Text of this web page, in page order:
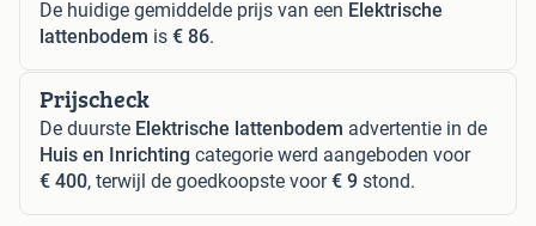
De huidige gemiddelde prijs van een Elektrische
lattenbodem is € 86.
Prijscheck
De duurste Elektrische lattenbodem advertentie in de
Huis en Inrichting categorie werd aangeboden voor
€ 400, terwijl de goedkoopste voor€ 9 stond.